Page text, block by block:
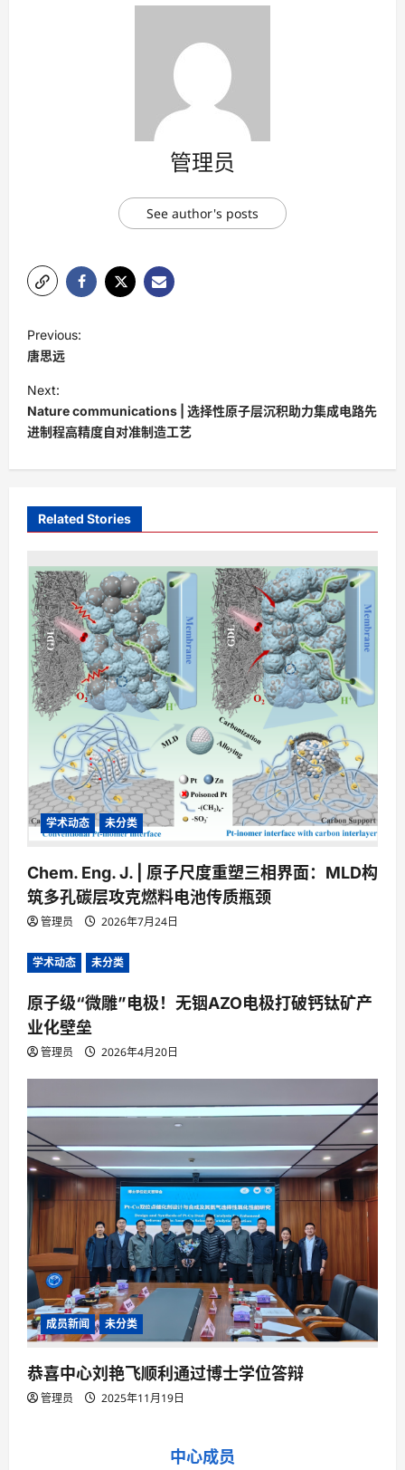
管理员
See author's posts
o
s
t
n
a
a
t
o
n
Previous:
唐思远
Next:
Nature communications | 选择性原子层沉积助力集成电路先
进制程高精度自对准制造工艺
Related Stories
学术动态 未分类
Chem. Eng. J. | 原子尺度重塑三相界面：MLD构
筑多孔碳层攻克燃料电池传质瓶颈
管理员 2026年7月24日
学术动态 未分类
原子级“微雕”电极！无铟AZO电极打破钙钛矿产
业化壁垒
管理员 2026年4月20日
成员新闻 未分类
恭喜中心刘艳飞顺利通过博士学位答辩
管理员 2025年11月19日
中心成员